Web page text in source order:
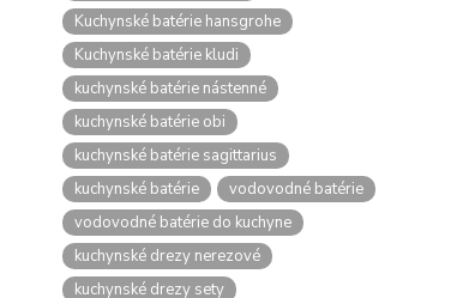
Kuchynské batérie hansgrohe
Kuchynské batérie kludi
kuchynské batérie nástenné
kuchynské batérie obi
kuchynské batérie sagittarius
kuchynské batérie
vodovodné batérie
vodovodné batérie do kuchyne
kuchynské drezy nerezové
kuchynské drezy sety